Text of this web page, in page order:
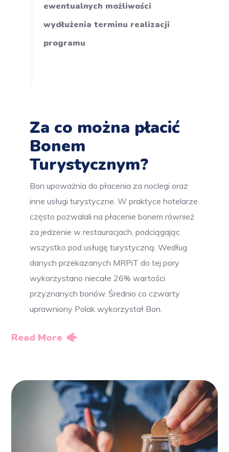
ewentualnych możliwości
wydłużenia terminu realizacji
programu
Za co można płacić
Bonem
Turystycznym?
Bon upoważnia do płacenia za noclegi oraz
inne usługi turystyczne. W praktyce hotelarze
często pozwalali na płacenie bonem również
za jedzenie w restauracjach, podciągając
wszystko pod usługę turystyczną. Według
danych przekazanych MRPiT do tej pory
wykorzystano niecałe 26% wartości
przyznanych bonów. Średnio co czwarty
uprawniony Polak wykorzystał Bon.
Read More